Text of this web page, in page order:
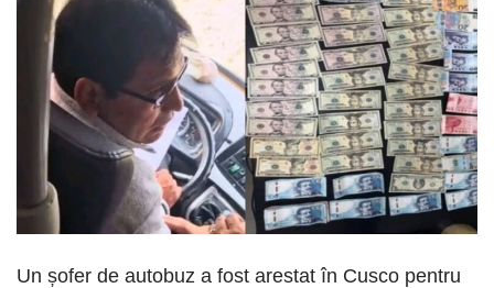
Un șofer de autobuz a fost arestat în Cusco pentru